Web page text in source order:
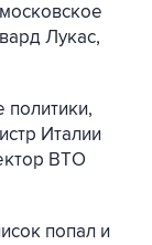
Лукас,
политики,
Италии
ВТО
попал и